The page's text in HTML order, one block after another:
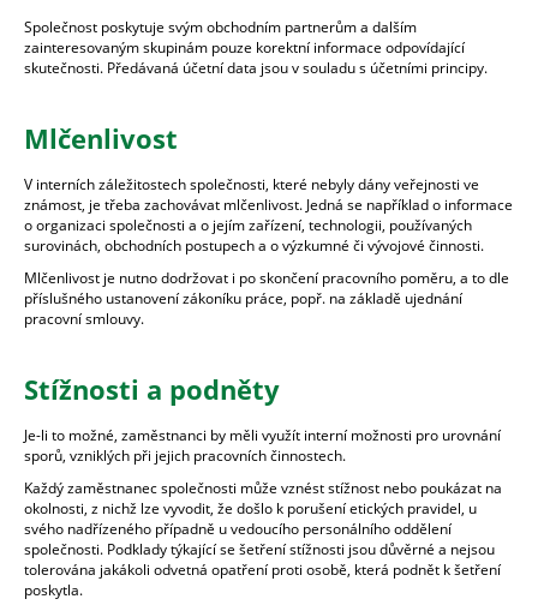
Společnost poskytuje svým obchodním partnerům a dalším
zainteresovaným skupinám pouze korektní informace odpovídající
skutečnosti. Předávaná účetní data jsou v souladu s účetními principy.
Mlčenlivost
V interních záležitostech společnosti, které nebyly dány veřejnosti ve
známost, je třeba zachovávat mlčenlivost. Jedná se například o informace
o organizaci společnosti a o jejím zařízení, technologii, používaných
surovinách, obchodních postupech a o výzkumné či vývojové činnosti.
Mlčenlivost je nutno dodržovat i po skončení pracovního poměru, a to dle
příslušného ustanovení zákoníku práce, popř. na základě ujednání
pracovní smlouvy.
Stížnosti a podněty
Je-li to možné, zaměstnanci by měli využít interní možnosti pro urovnání
sporů, vzniklých při jejich pracovních činnostech.
Každý zaměstnanec společnosti může vznést stížnost nebo poukázat na
okolnosti, z nichž lze vyvodit, že došlo k porušení etických pravidel, u
svého nadřízeného případně u vedoucího personálního oddělení
společnosti. Podklady týkající se šetření stížnosti jsou důvěrné a nejsou
tolerována jakákoli odvetná opatření proti osobě, která podnět k šetření
poskytla.